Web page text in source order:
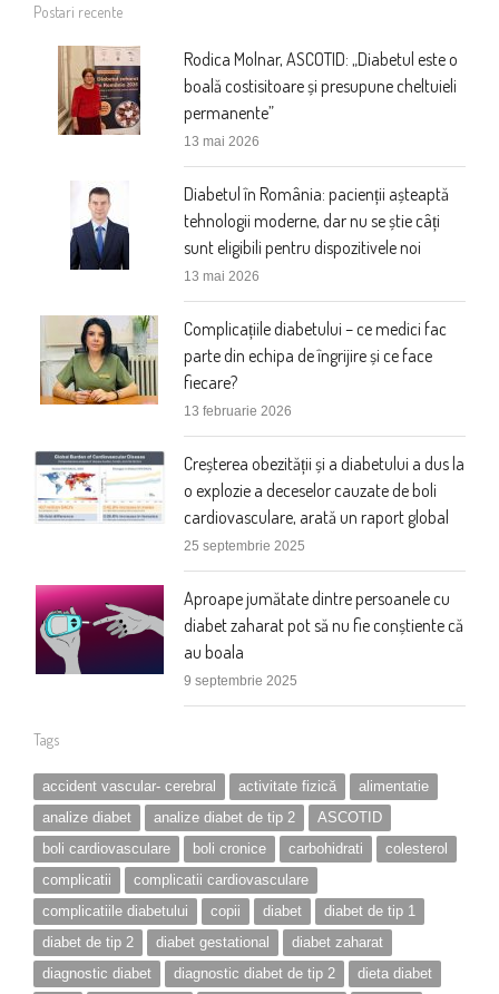
Postari recente
Rodica Molnar, ASCOTID: „Diabetul este o
boală costisitoare și presupune cheltuieli
permanente”
13 mai 2026
Diabetul în România: pacienții așteaptă
tehnologii moderne, dar nu se știe câți
sunt eligibili pentru dispozitivele noi
13 mai 2026
Complicațiile diabetului – ce medici fac
parte din echipa de îngrijire și ce face
fiecare?
13 februarie 2026
Creșterea obezității și a diabetului a dus la
o explozie a deceselor cauzate de boli
cardiovasculare, arată un raport global
25 septembrie 2025
Aproape jumătate dintre persoanele cu
diabet zaharat pot să nu fie conștiente că
au boala
9 septembrie 2025
Tags
accident vascular- cerebral activitate fizică
alimentatie
analize diabet
analize diabet de tip 2
ASCOTID
boli cardiovasculare
boli cronice carbohidrati
colesterol
complicatii
complicatii cardiovasculare
complicatiile diabetului
copii diabet
diabet de tip 1
diabet de tip 2
diabet gestational
diabet zaharat
diagnostic diabet
diagnostic diabet de tip 2
dieta diabet